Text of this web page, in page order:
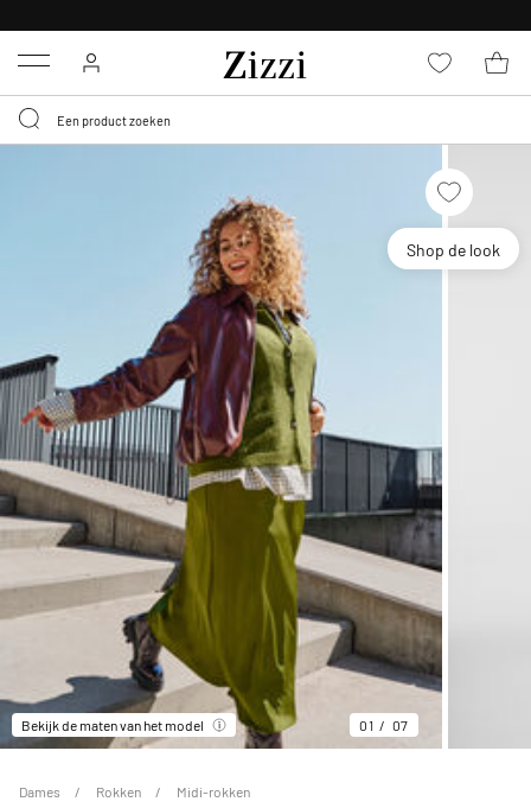
Menu
Shop de look
Bekijk de maten van het model 01 07
Dames Rokken Midi-rokken